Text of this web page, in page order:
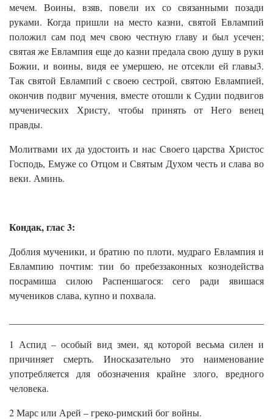
мечем. Воины, взяв, повели их со связанными позади
руками. Когда пришли на место казни, святой Евлампий
положил сам под меч свою честную главу и был усечен;
святая же Евлампия еще до казни предала свою душу в руки
Божии, и воины, видя ее умершею, не отсекли ей главы3.
Так святой Евлампий с своею сестрой, святою Евлампией,
окончив подвиг мучения, вместе отошли к Судии подвигов
мученических Христу, чтобы принять от Него венец
правды.
Молитвами их да удостоить и нас Своего царства Христос
Господь, Емуже со Отцом и Святым Духом честь и слава во
веки. Аминь.
Кондак, глас 3:
Доблия мученики, и братию по плоти, мудраго Евлампия и
Евлампию почтим: тии бо пребеззаконных кознодейства
посрамиша силою Распеншагося: сего ради явишася
мучеников слава, купно и похвала.
1 Аспид – особый вид змеи, яд которой весьма силен и
причиняет смерть. Иносказательно это наименование
употребляется для обозначения крайне злого, вредного
человека.
2 Марс или Арей – греко-римский бог войны.